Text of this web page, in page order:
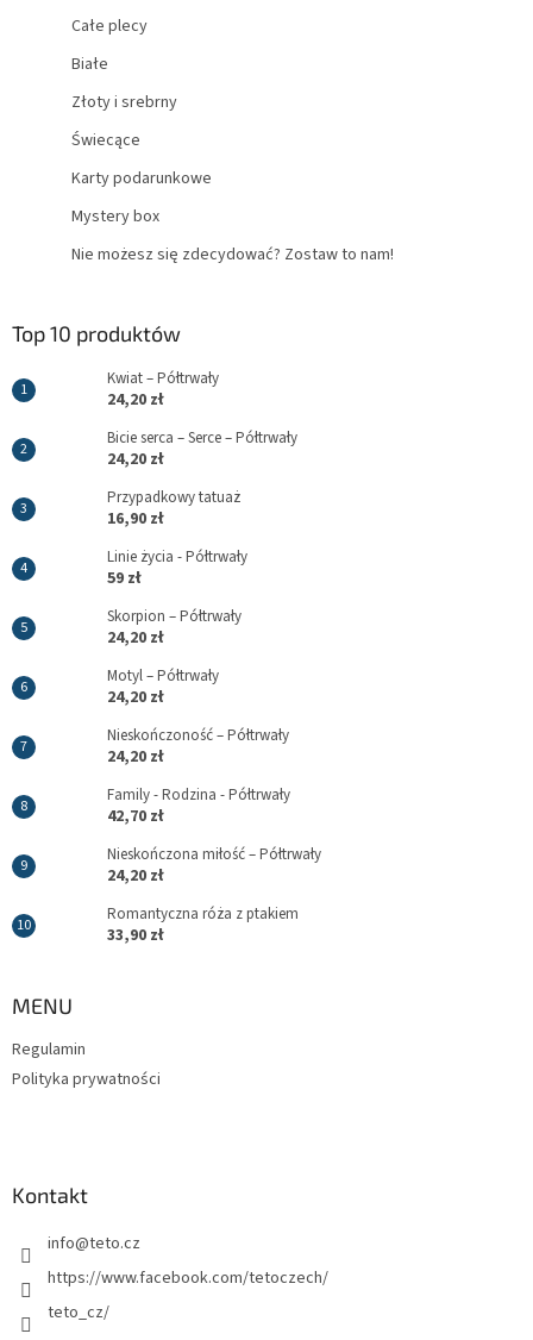
Całe plecy
Białe
Złoty i srebrny
Świecące
Karty podarunkowe
Mystery box
Nie możesz się zdecydować? Zostaw to nam!
Top 10 produktów
Kwiat – Półtrwały
24,20 zł
Bicie serca – Serce – Półtrwały
24,20 zł
Przypadkowy tatuaż
16,90 zł
Linie życia - Półtrwały
59 zł
Skorpion – Półtrwały
24,20 zł
Motyl – Półtrwały
24,20 zł
Nieskończoność – Półtrwały
24,20 zł
Family - Rodzina - Półtrwały
42,70 zł
Nieskończona miłość – Półtrwały
24,20 zł
Romantyczna róża z ptakiem
33,90 zł
MENU
Regulamin
Polityka prywatności
Kontakt
info@teto.cz
https://www.facebook.com/tetoczech/
teto_cz/